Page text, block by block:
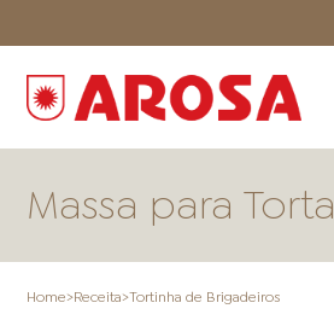
Massa para Torta
Home>Receita>Tortinha de Brigadeiros